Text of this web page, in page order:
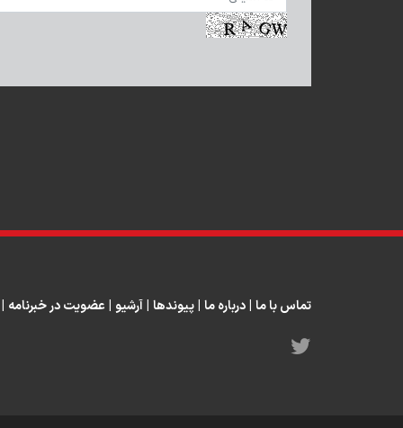
تماس با ما |درباره ما |پیوندها |آرشیو | عضویت در خبرنامه |